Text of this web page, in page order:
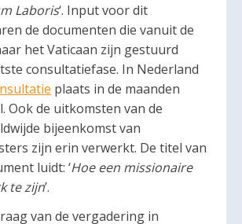
Laboris‘. Input voor dit
de documenten die vanuit de
het Vaticaan zijn gestuurd
consultatiefase. In Nederland
plaats in de maanden
Ook de uitkomsten van de
bijeenkomst van
zijn erin verwerkt. De titel van
luidt: ‘Hoe een missionaire
te zijn’.
van de vergadering in